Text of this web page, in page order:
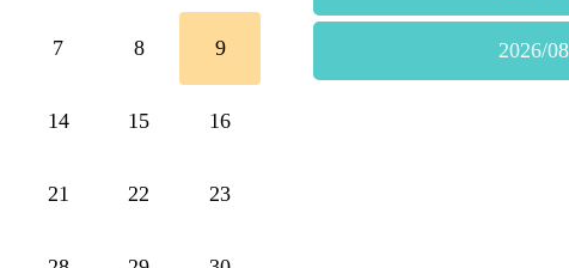
7 8 9
14 15 16
21 22 23
2026/